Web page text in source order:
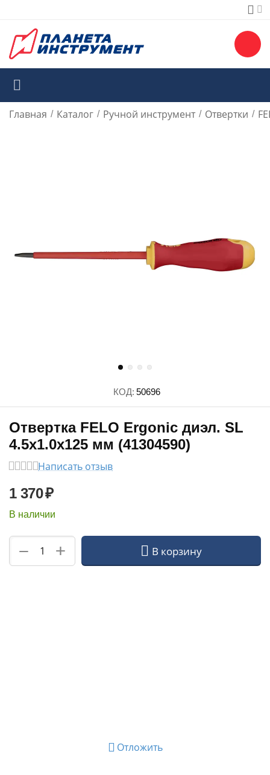
Главная / Каталог / Ручной инструмент / Отвертки /
КОД: 50696
Отвертка FELO Ergonic диэл. SL
4.5х1.0х125 мм (41304590)
Написать отзыв
1 370₽
В наличии
+
− В корзину
Отложить